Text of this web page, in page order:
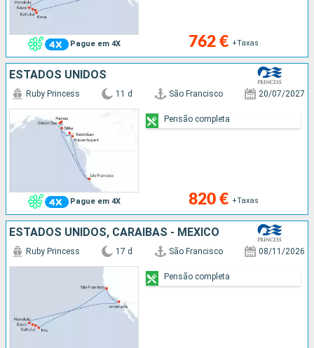
Pague em 4X 762 € +Taxas
ESTADOS UNIDOS
Pague em 4X
Ruby Princess 11 d São Francisco 20/07/2027
820 € +Taxas
Pensão completa
ESTADOS UNIDOS, CARAIBAS - MEXICO
Ruby Princess 17 d São Francisco 08/11/2026
Pensão completa